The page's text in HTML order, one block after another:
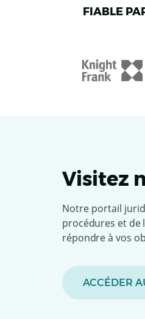
FIABLE
Visitez
Notre portail
procédures et de
répondre à vos
ACCÉDER